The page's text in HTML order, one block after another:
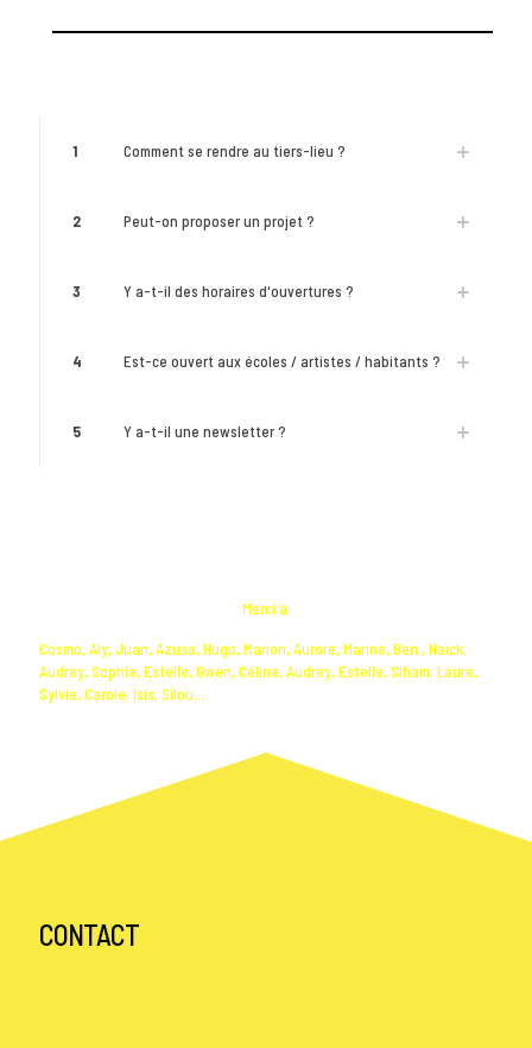
1 Comment se rendre au tiers-lieu ?
2 Peut-on proposer un projet ?
3 Y a-t-il des horaires d'ouvertures ?
4 Est-ce ouvert aux écoles / artistes / habitants ?
5 Y a-t-il une newsletter ?
Merci à
Cosmo, Aly, Juan, Azusa, Hugo, Marion, Aurore, Marine, Ben , Naïck,
Audrey, Sophie, Estelle, Gwen, Céline, Audrey, Estelle, Siham, Laure,
Sylvie, Carole, Isis, Silou...
CONTACT